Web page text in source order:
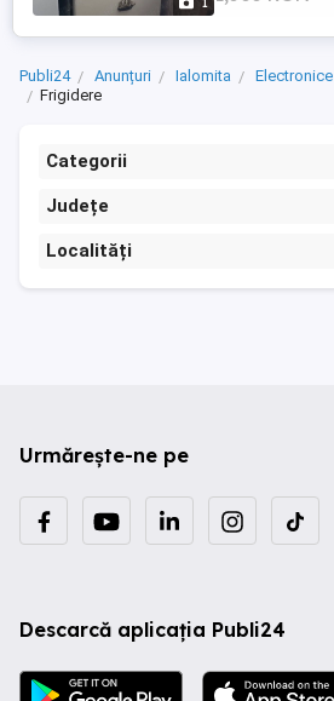
Publi24 Anunțuri Ialomita Electronice
Frigidere
Categorii
Județe
Localități
Urmărește-ne pe
Descarcă aplicația Publi24